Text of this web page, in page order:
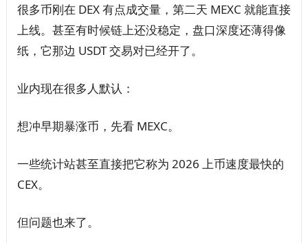
很多币刚在 DEX 有点成交量，第二天 MEXC 就能直接
上线。甚至有时候链上还没稳定，盘口深度还薄得像
纸，它那边 USDT 交易对已经开了。
业内现在很多人默认：
想冲早期暴涨币，先看 MEXC。
一些统计站甚至直接把它称为 2026 上币速度最快的
CEX。
但问题也来了。